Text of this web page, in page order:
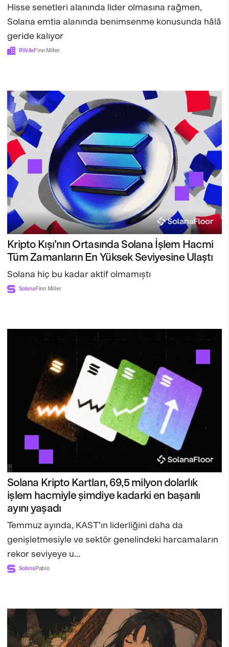
Hisse senetleri alanında lider olmasına rağmen,
Solana emtia alanında benimsenme konusunda hâlâ
geride kalıyor
RWAsFinn Miller
Kripto Kışı’nın Ortasında Solana İşlem Hacmi
Tüm Zamanların En Yüksek Seviyesine Ulaştı
Solana hiç bu kadar aktif olmamıştı
SolanaFinn Miller
Solana Kripto Kartları, 69,5 milyon dolarlık
işlem hacmiyle şimdiye kadarki en başarılı
ayını yaşadı
Temmuz ayında, KAST’ın liderliğini daha da
genişletmesiyle ve sektör genelindeki harcamaların
rekor seviyeye u...
SolanaPablo